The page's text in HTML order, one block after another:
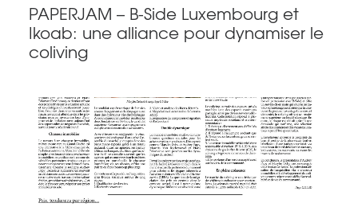
PAPERJAM – B-Side Luxembourg et
Ikoab: une alliance pour dynamiser le
coliving